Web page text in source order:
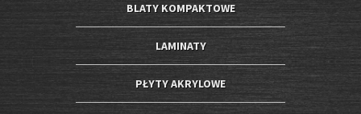
BLATY KOMPAKTOWE
LAMINATY
PŁYTY AKRYLOWE